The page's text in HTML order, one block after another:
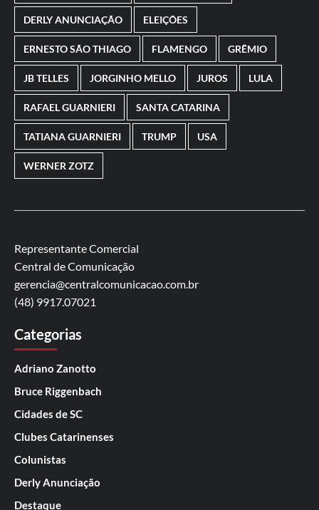
DERLY ANUNCIAÇÃO ELEIÇÕES
ERNESTO SÃO THIAGO FLAMENGO GRÊMIO
JB TELLES JORGINHO MELLO JUROS LULA
RAFAEL GUARNIERI SANTA CATARINA
TATIANA GUARNIERI TRUMP USA
WERNER ZOTZ
Representante Comercial
Central de Comunicação
gerencia@centralcomunicacao.com.br
(48) 9917.07021
Categorias
Adriano Zanotto
Bruce Riggenbach
Cidades de SC
Clubes Catarinenses
Colunistas
Derly Anunciação
Destaque